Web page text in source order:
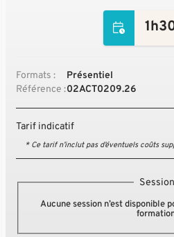
Formats :
Présentiel
Référence :02ACT0209.26
Tarif indicatif
* Ce tarif n’inclut pas d’éventuels coûts
Session
Aucune session n’est disponible